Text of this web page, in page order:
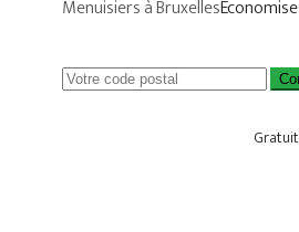
Menuisiers à Bruxelles